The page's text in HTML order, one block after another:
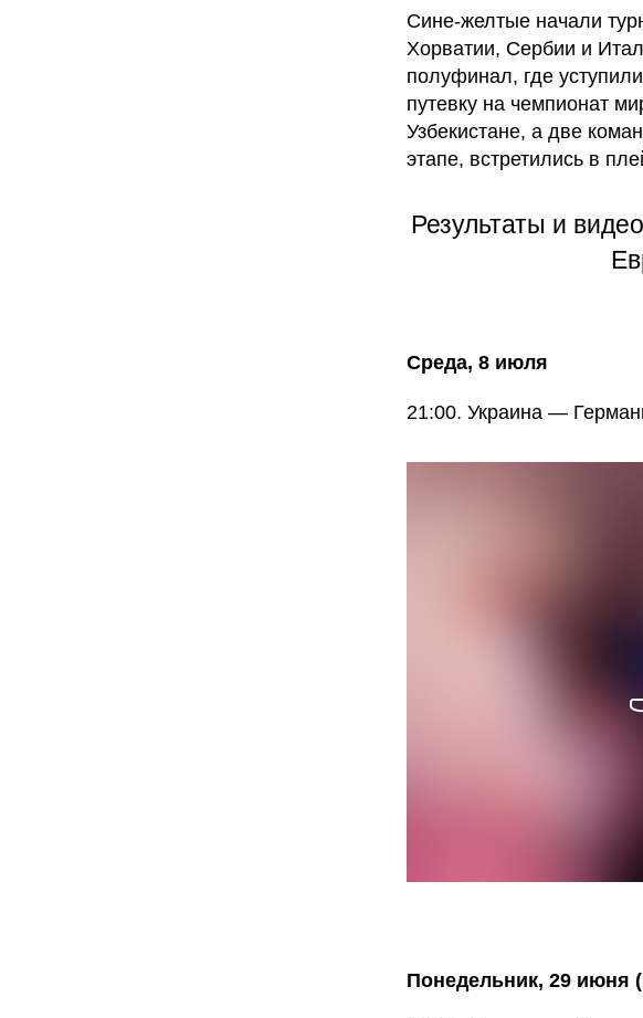
Сине-желтые начали
Хорватии, Сербии и
полуфинал, где
путевку на чемпионат
Узбекистане, а две
этапе, встретились в
Результаты и
Среда, 8 июля
21:00. Украина —
Понедельник, 29 июня